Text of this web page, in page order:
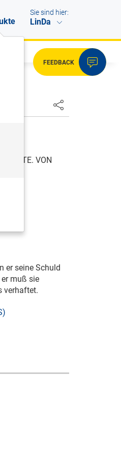
Sie sind hier:
LinDa
FEEDBACK
VON
er seine Schuld
muß sie
verhaftet.